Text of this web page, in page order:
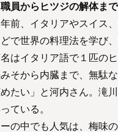
員からヒツジの解体ま
年前、イタリアやスイス
で世界の料理法を学び
はイタリア語で１匹の
そから内臓まで、無駄
たい」と河内さん。滝
ている。
の中でも人気は、梅味